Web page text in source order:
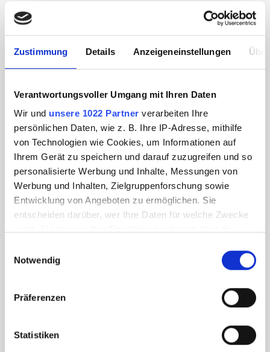
Zustimmung Details Anzeigeneinstellungen
Verantwortungsvoller Umgang mit Ihren Daten
Wir und unsere 1022 Partner verarbeiten Ihre
persönlichen Daten, wie z. B. Ihre IP-Adresse, mithilfe
von Technologien wie Cookies, um Informationen auf
Ihrem Gerät zu speichern und darauf zuzugreifen und so
personalisierte Werbung und Inhalte, Messungen von
Werbung und Inhalten, Zielgruppenforschung sowie
Entwicklung von Angeboten zu ermöglichen. Sie
entscheiden darüber, wer Ihre Daten für welche Zwecke
Trigger Symbol ändern oder widerrufen
Informationen über Ihre geografische Lage
können
Notwendig
Präferenzen
Statistiken